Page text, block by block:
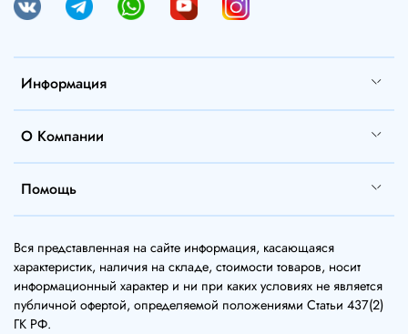
Информация
О Компании
Помощь
Вся представленная на сайте информация, касающаяся
характеристик, наличия на складе, стоимости товаров, носит
информационный характер и ни при каких условиях не является
публичной офертой, определяемой положениями Статьи 437(2)
ГК РФ.